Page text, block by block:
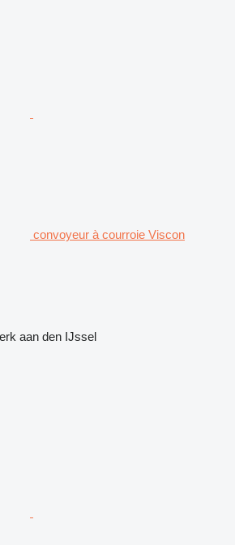
convoyeur à courroie Viscon
aan den IJssel